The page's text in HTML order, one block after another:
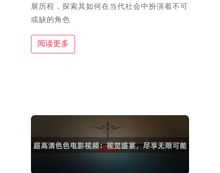
展历程，探索其如何在当代社会中扮演着不可
或缺的角色
阅读更多